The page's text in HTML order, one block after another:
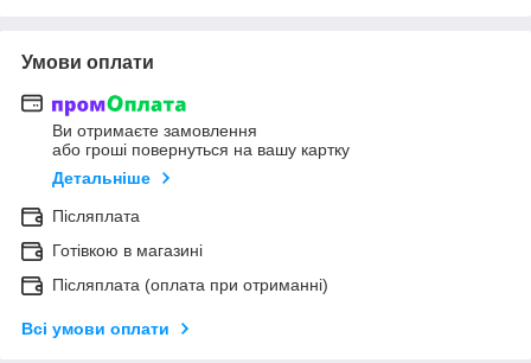
Умови оплати
Ви отримаєте замовлення
або гроші повернуться на вашу картку
Детальніше
Післяплата
Готівкою в магазині
Післяплата (оплата при отриманні)
Всі умови оплати